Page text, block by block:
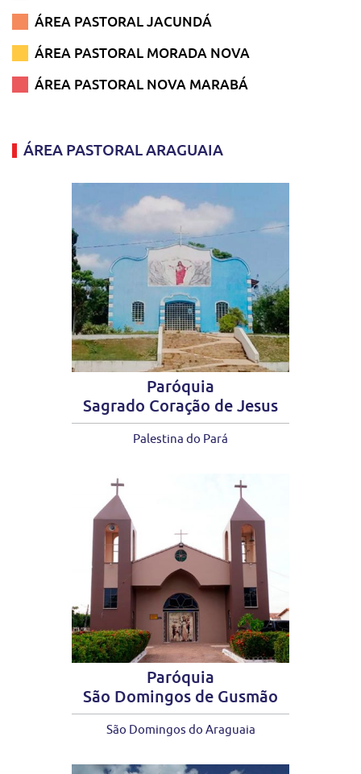
ÁREA PASTORAL JACUNDÁ
ÁREA PASTORAL MORADA NOVA
ÁREA PASTORAL NOVA MARABÁ
ÁREA PASTORAL ARAGUAIA
Paróquia
Sagrado Coração de Jesus
Palestina do Pará
Paróquia
São Domingos de Gusmão
São Domingos do Araguaia